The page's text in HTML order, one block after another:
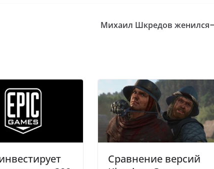
Михаил Шкредов женился
Сравнение версий